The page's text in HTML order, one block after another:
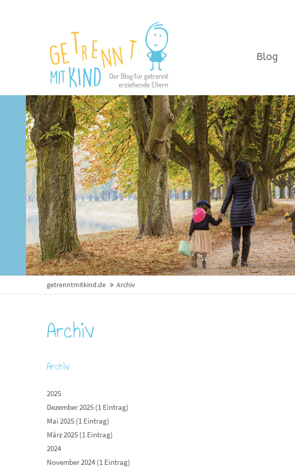
Blog
getrenntmitkind.de Archiv
Archiv
Archiv
2025
Dezember 2025 (1 Eintrag)
Mai 2025 (1 Eintrag)
März 2025 (1 Eintrag)
2024
November 2024 (1 Eintrag)